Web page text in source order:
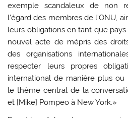
exemple scandaleux de non
l’égard des membres de l’ONU,
leurs obligations en tant que pays
nouvel acte de mépris des
des organisations
respecter leurs propres
international de manière plus
le thème central de la
et [Mike] Pompeo à New York.»